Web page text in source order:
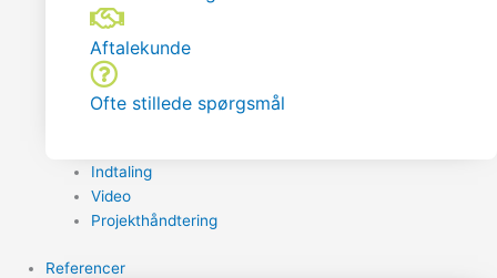
Aftalekunde
Ofte stillede spørgsmål
Indtaling
Video
Projekthåndtering
Referencer